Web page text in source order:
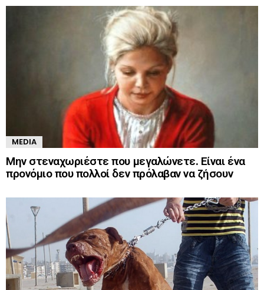
MEDIA
Μην στεναχωριέστε που μεγαλώνετε. Είναι ένα
προνόμιο που πολλοί δεν πρόλαβαν να ζήσουν